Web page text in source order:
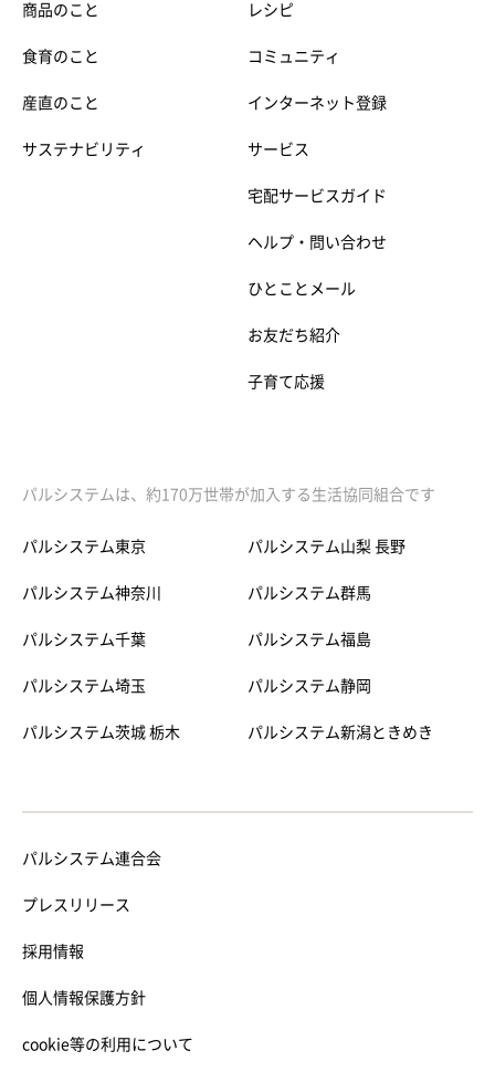
商品のこと
食育のこと
産直のこと
サステナビリティ
レシピ
コミュニティ
インターネット登録
サービス
宅配サービスガイド
ヘルプ・問い合わせ
ひとことメール
お友だち紹介
子育て応援
パルシステムは、約170万世帯が加入する生活協同組合です
パルシステム東京
パルシステム神奈川
パルシステム千葉
パルシステム埼玉
パルシステム茨城 栃木
パルシステム山梨 長野
パルシステム群馬
パルシステム福島
パルシステム静岡
パルシステム新潟ときめき
パルシステム連合会
プレスリリース
採用情報
個人情報保護方針
cookie等の利用について